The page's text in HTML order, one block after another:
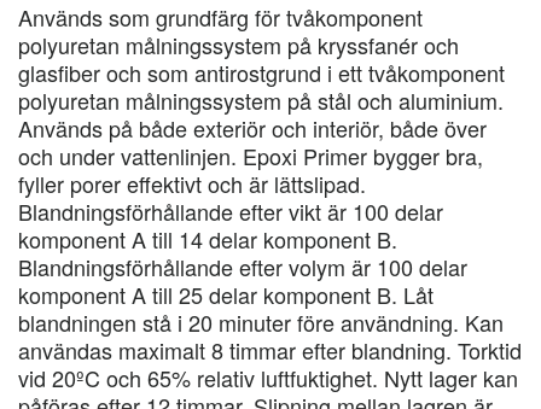
Används som grundfärg för tvåkomponent
polyuretan målningssystem på kryssfanér och
glasfiber och som antirostgrund i ett tvåkomponent
polyuretan målningssystem på stål och aluminium.
Används på både exteriör och interiör, både över
och under vattenlinjen. Epoxi Primer bygger bra,
fyller porer effektivt och är lättslipad.
Blandningsförhållande efter vikt är 100 delar
komponent A till 14 delar komponent B.
Blandningsförhållande efter volym är 100 delar
komponent A till 25 delar komponent B. Låt
blandningen stå i 20 minuter före användning. Kan
användas maximalt 8 timmar efter blandning. Torktid
vid 20ºC och 65% relativ luftfuktighet. Nytt lager kan